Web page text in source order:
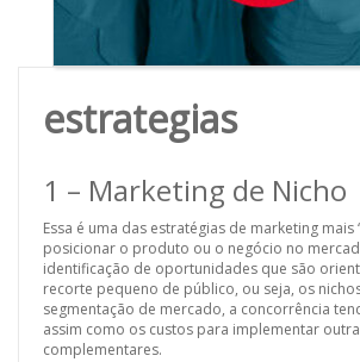
estrategias
1 – Marketing de Nicho
Essa é uma das estratégias de marketing mais
posicionar o produto ou o negócio no
identificação de oportunidades que são
recorte pequeno de público, ou seja, os
segmentação de mercado, a concorrência
assim como os custos para implementar
complementares.